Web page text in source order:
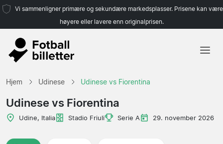
Vi sammenligner primære og sekundære markedsplasser. Prisene kan være
høyere eller lavere enn originalprisen.
Hjem Udinese Udinese vs Fiorentina
Udinese vs Fiorentina
Udine, Italia Stadio Friuli Serie A 29. november 2026